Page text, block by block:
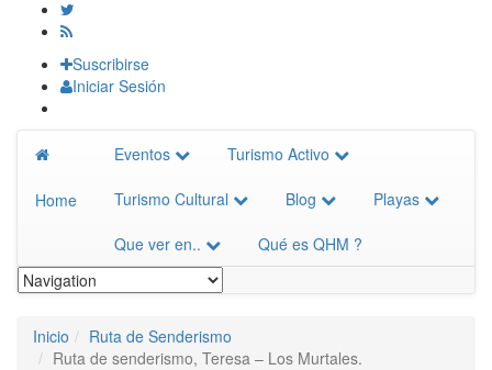
Suscribirse
Iniciar Sesión
Home
Eventos Turismo Activo
Turismo Cultural Blog Playas
Que ver en.. Qué es QHM ?
Inicio
Ruta de Senderismo
Ruta de senderismo, Teresa – Los Murtales.